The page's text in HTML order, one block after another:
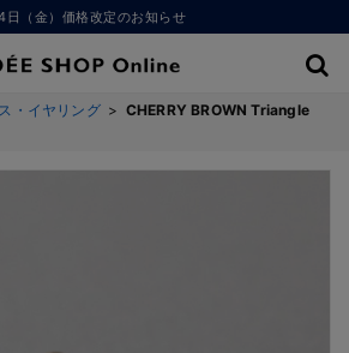
日（金）価格改定のお知らせ
・イヤリング> CHERRY BROWN Triangle